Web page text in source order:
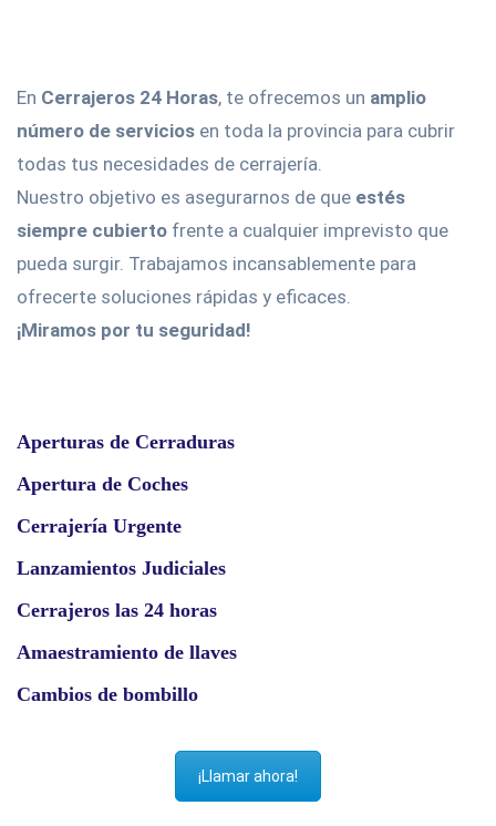
En Cerrajeros 24 Horas, te ofrecemos un amplio
número de servicios en toda la provincia para cubrir
todas tus necesidades de cerrajería.
Nuestro objetivo es asegurarnos de que estés
siempre cubierto frente a cualquier imprevisto que
pueda surgir. Trabajamos incansablemente para
ofrecerte soluciones rápidas y eficaces.
¡Miramos por tu seguridad!
Aperturas de Cerraduras
Apertura de Coches
Cerrajería Urgente
Lanzamientos Judiciales
Cerrajeros las 24 horas
Amaestramiento de llaves
Cambios de bombillo
¡Llamar ahora!